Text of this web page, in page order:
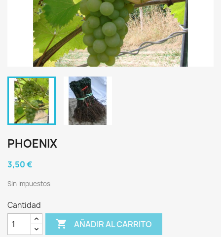
PHOENIX
3,50 €
Sin impuestos
Cantidad
 AÑADIR AL CARRITO